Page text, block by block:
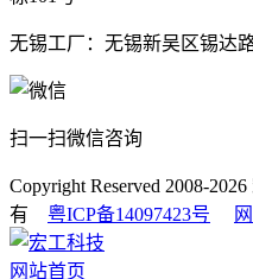
无锡工厂：无锡新吴区锡达
扫一扫微信咨询
Copyright Reserved 2008-2026
有 粤ICP备14097423号
网站首页